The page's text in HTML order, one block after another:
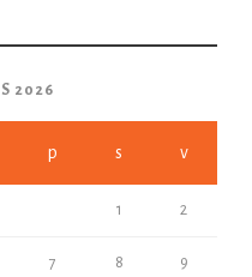
2026
p s v
1 2
7 8 9